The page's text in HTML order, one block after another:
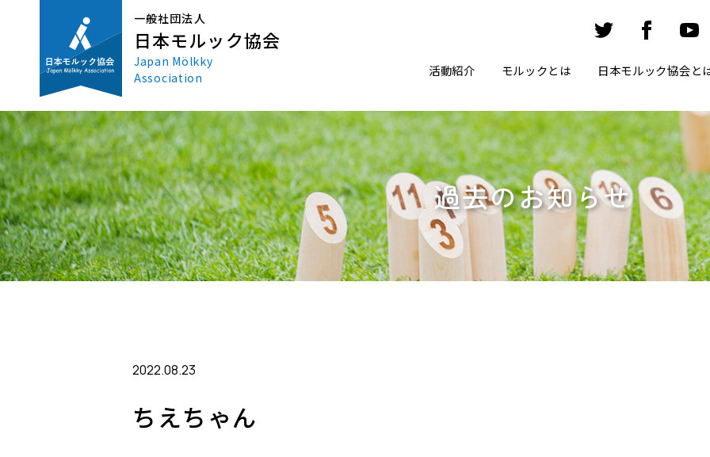
一般社団法人
日本モルック協会
Japan Mölkky
Association
活動紹介 モルックとは 日本モルック協会と
過去のお知らせ
2022.08.23
ちえちゃん